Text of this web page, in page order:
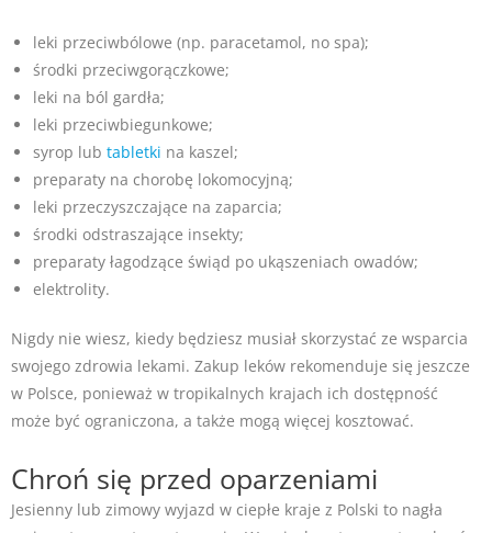
leki przeciwbólowe (np. paracetamol, no spa);
środki przeciwgorączkowe;
leki na ból gardła;
leki przeciwbiegunkowe;
syrop lub tabletki na kaszel;
preparaty na chorobę lokomocyjną;
leki przeczyszczające na zaparcia;
środki odstraszające insekty;
preparaty łagodzące świąd po ukąszeniach owadów;
elektrolity.
Nigdy nie wiesz, kiedy będziesz musiał skorzystać ze wsparcia
swojego zdrowia lekami. Zakup leków rekomenduje się jeszcze
w Polsce, ponieważ w tropikalnych krajach ich dostępność
może być ograniczona, a także mogą więcej kosztować.
Chroń się przed oparzeniami
Jesienny lub zimowy wyjazd w ciepłe kraje z Polski to nagła